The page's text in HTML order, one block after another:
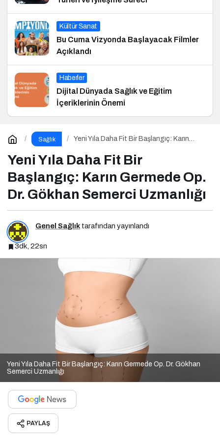
Kültür Sanat
Bu Cuma Vizyonda Başlayacak Filmler
Açıklandı
Haberler
Dijital Dünyada Sağlık ve Eğitim
İçeriklerinin Önemi
Sağlık
Yeni Yıla Daha Fit Bir Başlangıç: Karın
Uzmanlığı
Yeni Yıla Daha Fit Bir
Başlangıç: Karın Germede Op.
Dr. Gökhan Semerci Uzmanlığı
Genel Sağlık tarafından yayınlandı
3dk, 22sn
Yeni Yıla Daha Fit Bir Başlangıç: Karın Germede Op. Dr. Gökhan
Semerci Uzmanlığı
PAYLAŞ